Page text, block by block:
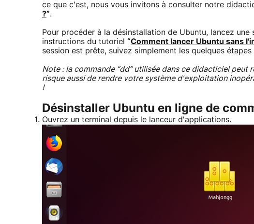
ce que c'est, nous vous invitons à consulter notre
?”.
Pour procéder à la désinstallation de Ubuntu, lancez une
instructions du tutoriel “Comment lancer Ubuntu sans
session est prête, suivez simplement les quelques étapes
Note : la commande “dd” utilisée dans ce didacticiel peut
risque aussi de rendre votre système d'exploitation
!
Désinstaller Ubuntu en ligne de
Ouvrez un terminal depuis le lanceur d'applications.